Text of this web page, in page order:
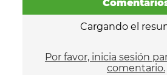
Cargando el
Por favor, inicia sesión
comentario.